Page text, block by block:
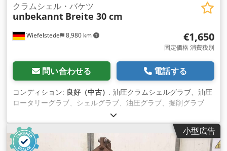
Wiefelstede 8,980 km
クラムシェル・バケツ
unbekannt Breite 30 cm
€1,650
固定価格 消費税別
問い合わせる 電話する
コンディション: 良好（中古） , 油圧クラムシェルグラブ、油圧
ロータリーグラブ、シェルグラブ、油圧グラブ、掘削グラブ
Cedpfxstvb Due Amrsha -クラムシェルバケット：バケット幅
300 mm -開口幅：1665 mm -全高：2320 mm ピックアップピ
ン： Ø 60 mm -中間寸法：270 mm、寸法は写真を参照 -輸送
寸法：1665/360/H1880 mm -重量：732 kg
小型広告